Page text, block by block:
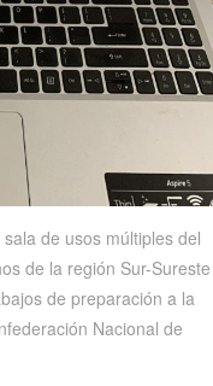
de usos múltiples del
de la región Sur-Sureste
de preparación a la
Nacional de